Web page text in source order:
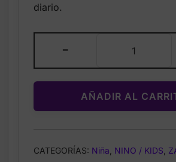
diario.
-
Pink
Grand
Court
00s
Suede
Trainers
AÑADIR AL
CATEGORÍAS: Niña NINO / KIDS